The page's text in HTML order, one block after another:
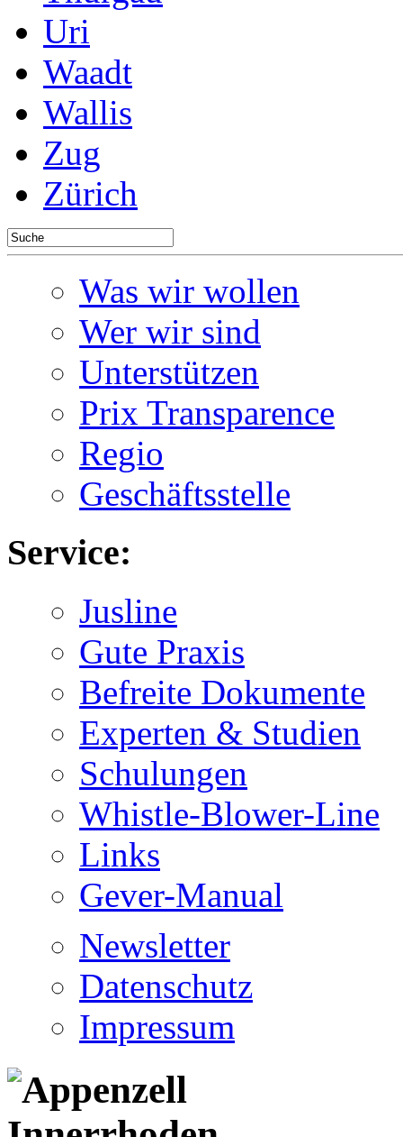
Uri
Waadt
Wallis
Zug
Zürich
Was wir wollen
Wer wir sind
Unterstützen
Prix Transparence
Regio
Geschäftsstelle
Service:
Jusline
Gute Praxis
Befreite Dokumente
Experten & Studien
Schulungen
Whistle-Blower-Line
Links
Gever-Manual
Newsletter
Datenschutz
Impressum